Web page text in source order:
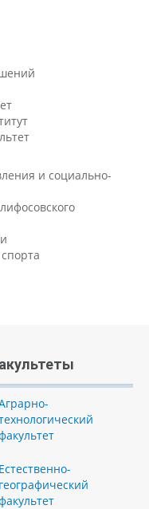
и социально-
Естественно-
географический